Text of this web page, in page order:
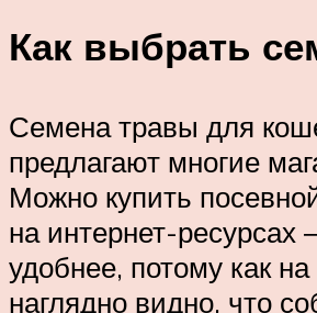
Как выбрать
Семена травы для
предлагают многие
Можно купить
на интернет-ресурсах
удобнее, потому как
наглядно видно, что